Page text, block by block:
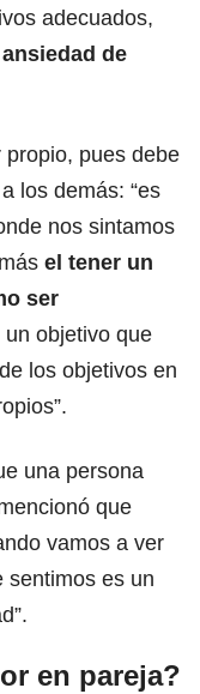
adecuados,
de
pues debe
los demás: “es
nos sintamos
el tener un
ser
un objetivo que
los objetivos en
una persona
que
vamos a ver
sentimos es un
en pareja?